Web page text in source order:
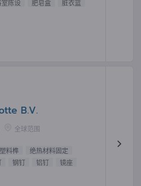
室陈设 肥皂盒
脏衣篮
B.V.
全球范围
塑料榫
绝热材料固定
钢钉 铝钉
镜座